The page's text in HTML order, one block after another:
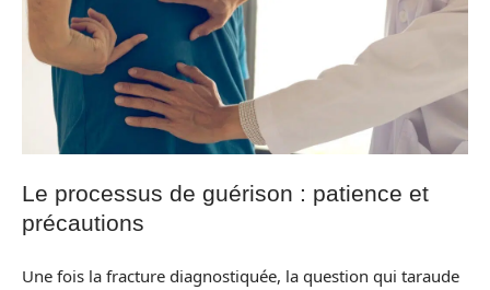
Le processus de guérison : patience et
précautions
Une fois la fracture diagnostiquée, la question qui taraude